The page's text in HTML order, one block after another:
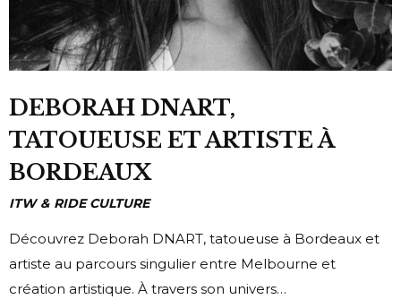
DEBORAH DNART,
TATOUEUSE ET ARTISTE À
BORDEAUX
ITW RIDE CULTURE
Découvrez Deborah DNART, tatoueuse à Bordeaux et
artiste au parcours singulier entre Melbourne et
création artistique. À travers son univers…